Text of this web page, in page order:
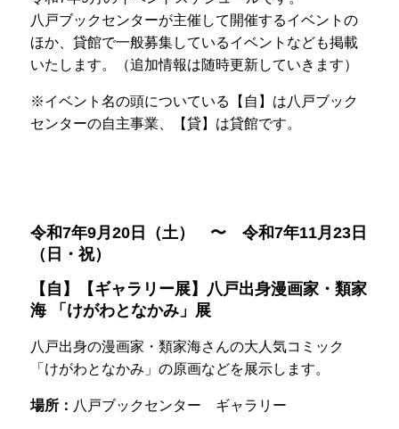
八戸ブックセンターが主催して開催するイベントの
ほか、貸館で一般募集しているイベントなども掲載
いたします。（追加情報は随時更新していきます）
※イベント名の頭についている【自】は八戸ブック
センターの自主事業、【貸】は貸館です。
令和7年9月20日（土） 〜 令和7年11月23日
（日・祝）
【自】【ギャラリー展】八戸出身漫画家・類家
海 「けがわとなかみ」展
八戸出身の漫画家・類家海さんの大人気コミック
「けがわとなかみ」の原画などを展示します。
場所： 八戸ブックセンター ギャラリー